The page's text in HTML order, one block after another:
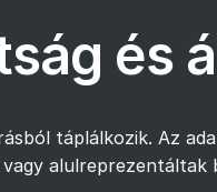
és
táplálkozik. Az
alulreprezentáltak